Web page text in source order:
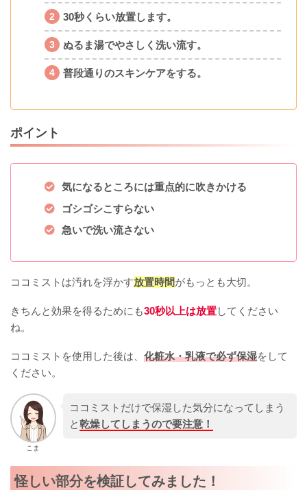
30秒くらい放置します。
ぬるま湯でやさしく洗い流す。
普段通りのスキンケアをする。
ポイント
気になるところには重点的に吹きかける
ゴシゴシこすらない
急いで洗い流さない
ココミストは汚れを浮かす放置時間がもっとも大切。
きちんと効果を得るためにも30秒以上は放置してください
ね。
ココミストを使用した後は、 化粧水・乳液で必ず保湿をして
ください。
こま
ココミストだけで保湿した気分になってしまう
と乾燥してしまうので要注意！
怪しい部分を検証してみました！